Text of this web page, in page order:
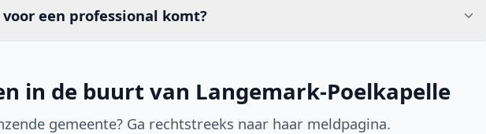
een professional komt?
in de buurt van Langemark-Poelkapelle
gemeente? Ga rechtstreeks naar haar meldpagina.